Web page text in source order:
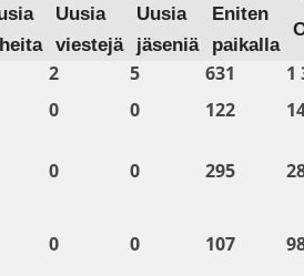
Uusia
viestejä
Uusia
jäseniä
Eniten
paikalla
2 5 631
1
0 0 122
0 0 295
0 0 107